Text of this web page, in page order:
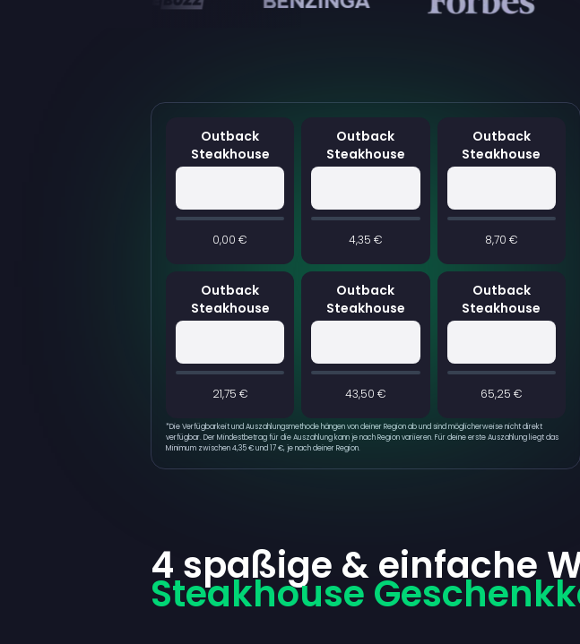
Outback
Steakhouse
0,00 €
Outback
Steakhouse
4,35 €
Outback
Steakhouse
8,70 €
Outback
Steakhouse
21,75 €
Outback
Steakhouse
43,50 €
Outback
Steakhouse
65,25 €
*Die Verfügbarkeit und Auszahlungsmethode hängen von deiner Region ab und sind möglicherweise nicht direkt
verfügbar. Der Mindestbetrag für die Auszahlung kann je nach Region variieren. Für deine erste Auszahlung liegt das
Minimum zwischen 4,35 € und 17 €, je nach deiner Region.
4 spaßige & einfache
Steakhouse